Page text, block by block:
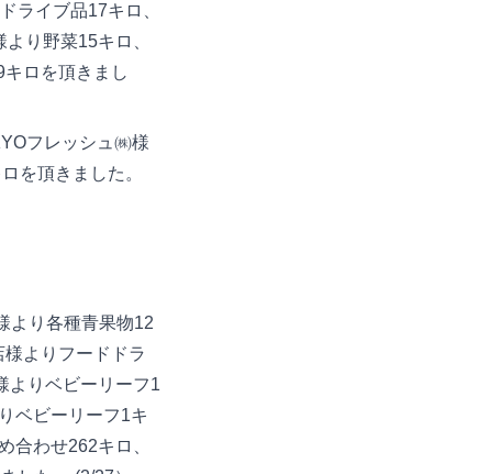
ライブ品17キロ、
り野菜15キロ、
ロを頂きまし
フレッシュ㈱様
を頂きました。
より各種青果物12
よりフードドラ
よりベビーリーフ1
ベビーリーフ1キ
合わせ262キロ、